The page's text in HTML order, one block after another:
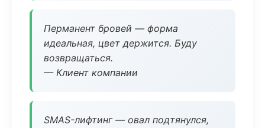
Перманент бровей — форма
идеальная, цвет держится. Буду
возвращаться.
— Клиент компании
SMAS-лифтинг — овал подтянулся,